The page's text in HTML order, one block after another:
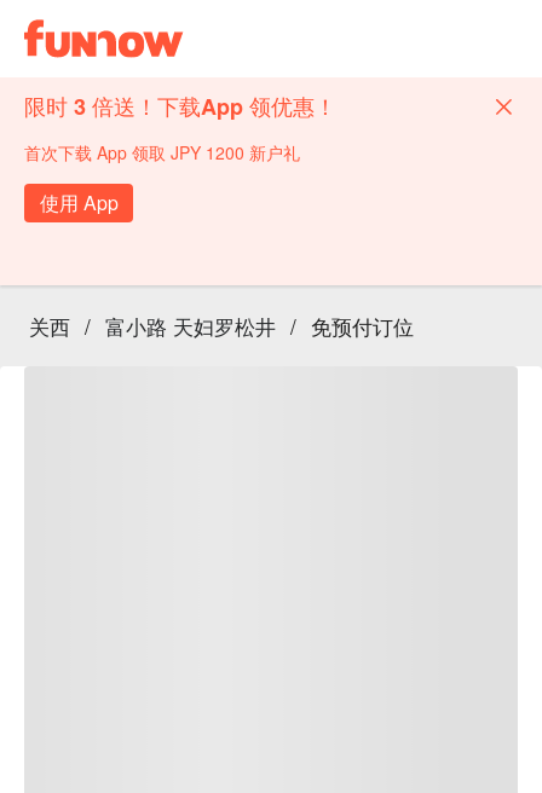
限时 3 倍送！下载App 领优惠！
首次下载 App 领取 JPY 1200 新户礼
使用 App
关西 / 富小路 天妇罗松井 / 免预付订位